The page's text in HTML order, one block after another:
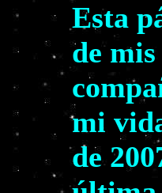
Esta
de
mi
de